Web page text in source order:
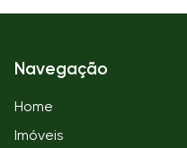
Navegação
Home
Imóveis